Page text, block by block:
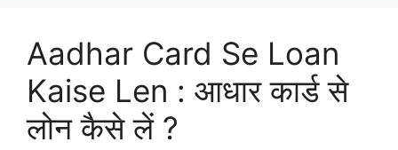
Aadhar Card Se Loan
Kaise Len : आधार कार्ड से
लोन कैसे लें ?